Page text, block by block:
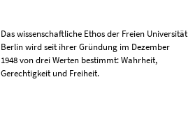
Das wissenschaftliche Ethos der Freien Universität
Berlin wird seit ihrer Gründung im Dezember
1948 von drei Werten bestimmt: Wahrheit,
Gerechtigkeit und Freiheit.